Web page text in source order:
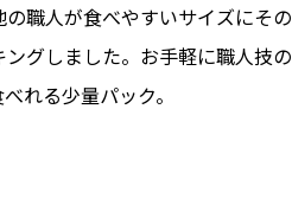
職人が食べやすいサイズにその
グしました。お手軽に職人技の
れる少量パック。